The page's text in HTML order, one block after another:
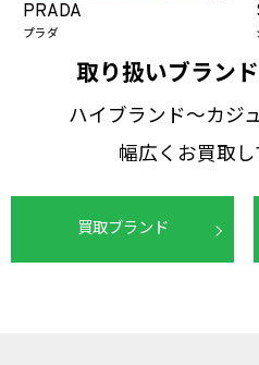
PRADA
プラダ
取り扱いブラン
ハイブランド～カジ
幅広くお買取し
買取ブランド